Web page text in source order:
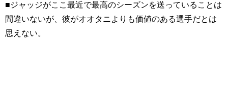
■ジャッジがここ最近で最高のシーズンを送っていることは
間違いないが、彼がオオタニよりも価値のある選手だとは
思えない。